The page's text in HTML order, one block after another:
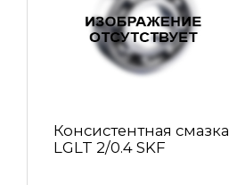
Консистентная смазка
LGLT 2/0.4 SKF